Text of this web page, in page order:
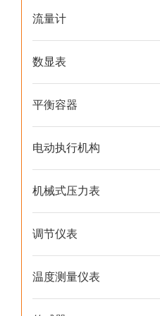
流量计
数显表
平衡容器
电动执行机构
机械式压力表
调节仪表
温度测量仪表